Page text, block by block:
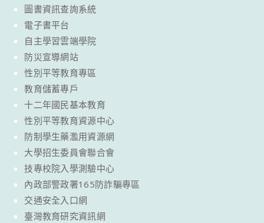
圖書資訊查詢系統
電子書平台
自主學習雲端學院
防災宣導網站
性別平等教育專區
教育儲蓄專戶
十二年國民基本教育
性別平等教育資源中心
防制學生藥濫用資源網
大學招生委員會聯合會
技專校院入學測驗中心
內政部警政署165防詐騙專區
交通安全入口網
臺灣教育研究資訊網